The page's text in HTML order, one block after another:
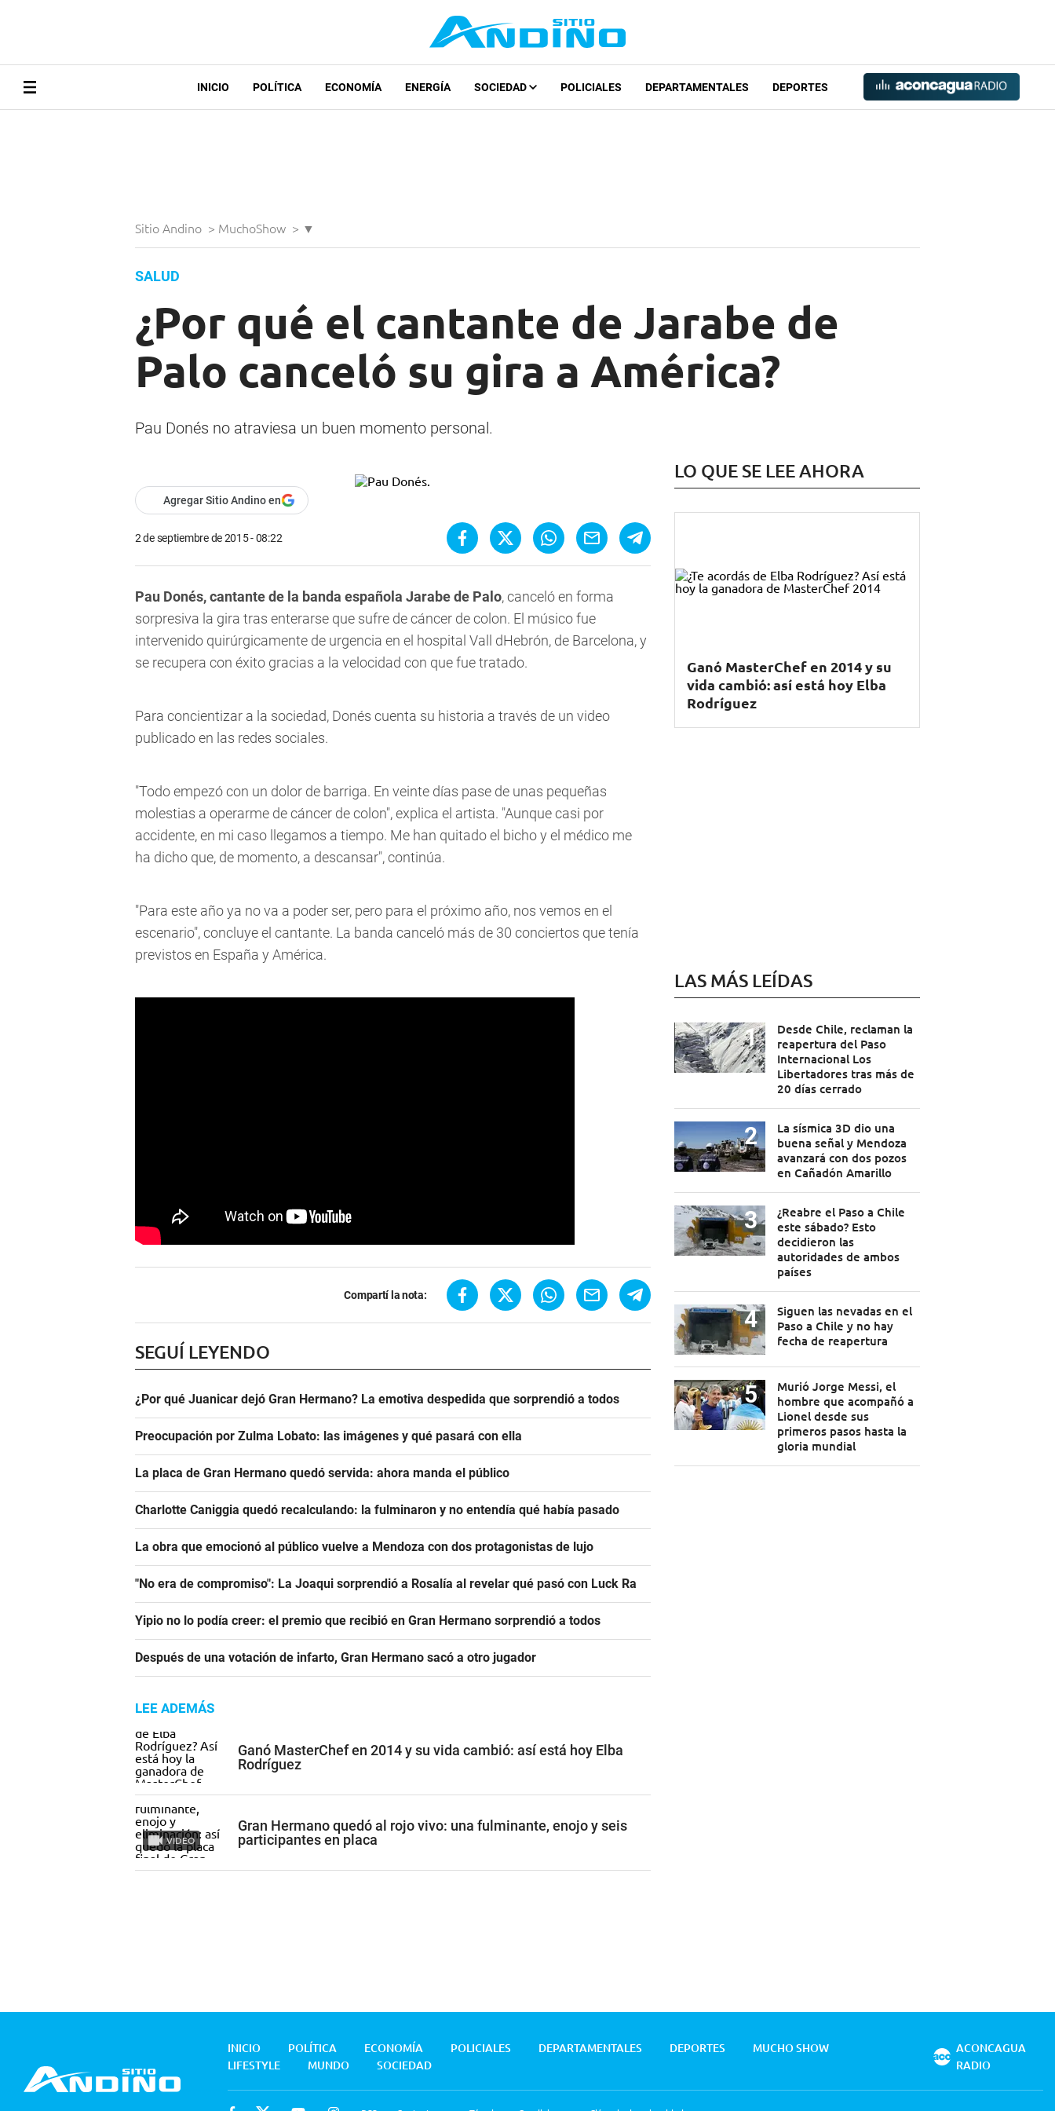
INICIO POLÍTICA ECONOMÍA ENERGÍA SOCIEDAD POLICIALES DEPARTAMENTALES DEPORTES
Sitio Andino > MuchoShow > ▼
SALUD
¿Por qué el cantante de Jarabe de
Palo canceló su gira a América?
Pau Donés no atraviesa un buen momento personal.
Agregar Sitio Andino en
2 de septiembre de 2015 - 08:22
Pau Donés, cantante de la banda española Jarabe de Palo, canceló en forma
sorpresiva la gira tras enterarse que sufre de cáncer de colon. El músico fue
intervenido quirúrgicamente de urgencia en el hospital Vall dHebrón, de Barcelona, y
se recupera con éxito gracias a la velocidad con que fue tratado.
Para concientizar a la sociedad, Donés cuenta su historia a través de un video
publicado en las redes sociales.
"Todo empezó con un dolor de barriga. En veinte días pase de unas pequeñas
molestias a operarme de cáncer de colon", explica el artista. "Aunque casi por
accidente, en mi caso llegamos a tiempo. Me han quitado el bicho y el médico me
ha dicho que, de momento, a descansar", continúa.
"Para este año ya no va a poder ser, pero para el próximo año, nos vemos en el
escenario", concluye el cantante. La banda canceló más de 30 conciertos que tenía
previstos en España y América.
Compartí la nota:
SEGUÍ LEYENDO
¿Por qué Juanicar dejó Gran Hermano? La emotiva despedida que sorprendió a todos
Preocupación por Zulma Lobato: las imágenes y qué pasará con ella
La placa de Gran Hermano quedó servida: ahora manda el público
Charlotte Caniggia quedó recalculando: la fulminaron y no entendía qué había pasado
La obra que emocionó al público vuelve a Mendoza con dos protagonistas de lujo
"No era de compromiso": La Joaqui sorprendió a Rosalía al revelar qué pasó con Luck Ra
Yipio no lo podía creer: el premio que recibió en Gran Hermano sorprendió a todos
Después de una votación de infarto, Gran Hermano sacó a otro jugador
LEE ADEMÁS
Ganó MasterChef en 2014 y su vida cambió: así está hoy Elba
Rodríguez
VIDEO
Gran Hermano quedó al rojo vivo: una fulminante, enojo y seis
participantes en placa
LO QUE SE LEE AHORA
Ganó MasterChef en 2014 y su
vida cambió: así está hoy Elba
Rodríguez
LAS MÁS LEÍDAS
Desde Chile, reclaman la
reapertura del Paso
Internacional Los
Libertadores tras más de
20 días cerrado
La sísmica 3D dio una
buena señal y Mendoza
avanzará con dos pozos
en Cañadón Amarillo
¿Reabre el Paso a Chile
este sábado? Esto
decidieron las
autoridades de ambos
países
Siguen las nevadas en el
Paso a Chile y no hay
fecha de reapertura
Murió Jorge Messi, el
hombre que acompañó a
Lionel desde sus
primeros pasos hasta la
gloria mundial
INICIO POLÍTICA ECONOMÍA POLICIALES DEPARTAMENTALES DEPORTES
MUCHO SHOW
LIFESTYLE
MUNDO SOCIEDAD
ACONCAGUA
RADIO